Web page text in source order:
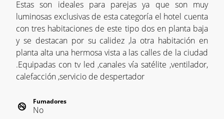
Estas son ideales para parejas ya que son muy
luminosas exclusivas de esta categoría el hotel cuenta
con tres habitaciones de este tipo dos en planta baja
y se destacan por su calidez ,la otra habitación en
planta alta una hermosa vista a las calles de la ciudad
.Equipadas con tv led ,canales vía satélite ,ventilador,
calefacción ,servicio de despertador
Fumadores
No